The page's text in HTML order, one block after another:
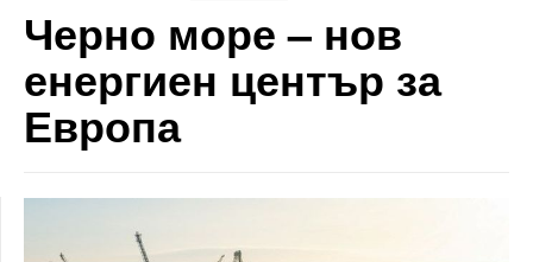
Черно море – нов
енергиен център за
Европа